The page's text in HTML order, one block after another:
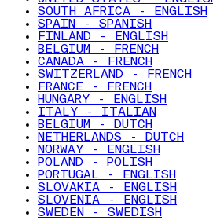
SOUTH AFRICA - ENGLISH
SPAIN - SPANISH
FINLAND - ENGLISH
BELGIUM - FRENCH
CANADA - FRENCH
SWITZERLAND - FRENCH
FRANCE - FRENCH
HUNGARY - ENGLISH
ITALY - ITALIAN
BELGIUM - DUTCH
NETHERLANDS - DUTCH
NORWAY - ENGLISH
POLAND - POLISH
PORTUGAL - ENGLISH
SLOVAKIA - ENGLISH
SLOVENIA - ENGLISH
SWEDEN - SWEDISH